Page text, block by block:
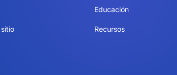
Educación
Recursos